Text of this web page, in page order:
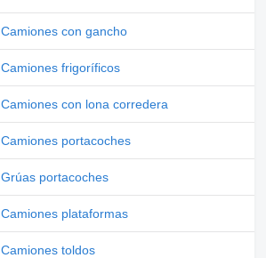
Camiones con gancho
Camiones frigoríficos
Camiones con lona corredera
Camiones portacoches
Grúas portacoches
Camiones plataformas
Camiones toldos